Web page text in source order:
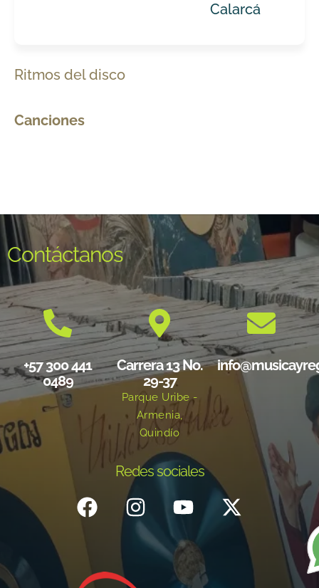
Calarcá
Ritmos del disco
Canciones
Contáctanos
+57 300 441
0489
Carrera 13 No.
29-37
Parque Uribe -
Armenia,
Quindío
Redes sociales